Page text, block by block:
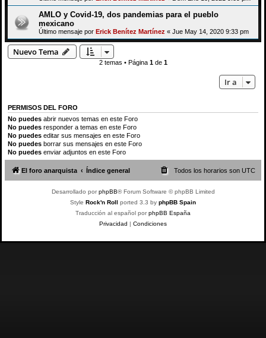
AMLO y Covid-19, dos pandemias para el pueblo
mexicano
Último mensaje por Erick Benítez Martínez « Jue May 14, 2020 9:33 pm
Nuevo Tema
2 temas • Página 1de 1
Ir a
PERMISOS DEL FORO
No puedes abrir nuevos temas en este Foro
No puedes responder a temas en este Foro
No puedes editar sus mensajes en este Foro
No puedes borrar sus mensajes en este Foro
No puedes enviar adjuntos en este Foro
El foro anarquista Índice general Todos los horarios son UTC
Desarrollado porphpBB® Forum Software © phpBB Limited
Style Rock'n Roll ported 3.3 by phpBB Spain
Traducción al español porphpBB España
Privacidad | Condiciones